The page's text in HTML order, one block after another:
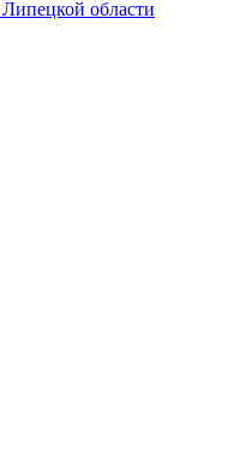
области